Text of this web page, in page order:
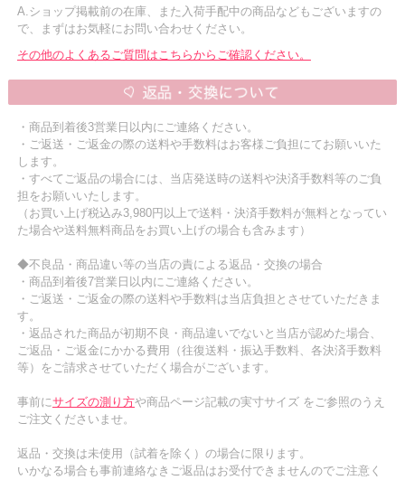
A.ショップ掲載前の在庫、また入荷手配中の商品などもございますの
で、まずはお気軽にお問い合わせください。
その他のよくあるご質問はこちらからご確認ください。
・商品到着後3営業日以内にご連絡ください。
・ご返送・ご返金の際の送料や手数料はお客様ご負担にてお願いいた
します。
・すべてご返品の場合には、当店発送時の送料や決済手数料等のご負
担をお願いいたします。
（お買い上げ税込み3,980円以上で送料・決済手数料が無料となってい
た場合や送料無料商品をお買い上げの場合も含みます）
◆不良品・商品違い等の当店の責による返品・交換の場合
・商品到着後7営業日以内にご連絡ください。
・ご返送・ご返金の際の送料や手数料は当店負担とさせていただきま
す。
・返品された商品が初期不良・商品違いでないと当店が認めた場合、
ご返品・ご返金にかかる費用（往復送料・振込手数料、各決済手数料
等）をご請求させていただく場合がございます。
事前にサイズの測り方や商品ページ記載の実寸サイズ をご参照のうえ
ご注文くださいませ。
返品・交換は未使用（試着を除く）の場合に限ります。
いかなる場合も事前連絡なきご返品はお受付できませんのでご注意く